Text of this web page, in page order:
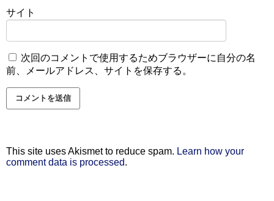
サイト
次回のコメントで使用するためブラウザーに自分の名
前、メールアドレス、サイトを保存する。
This site uses Akismet to reduce spam. Learn how your
comment data is processed.